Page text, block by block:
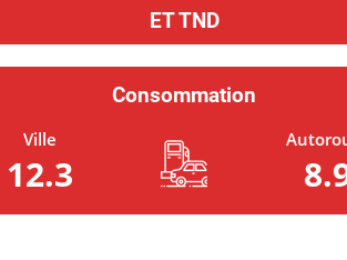
ET TND
Consommation
Ville
12.3